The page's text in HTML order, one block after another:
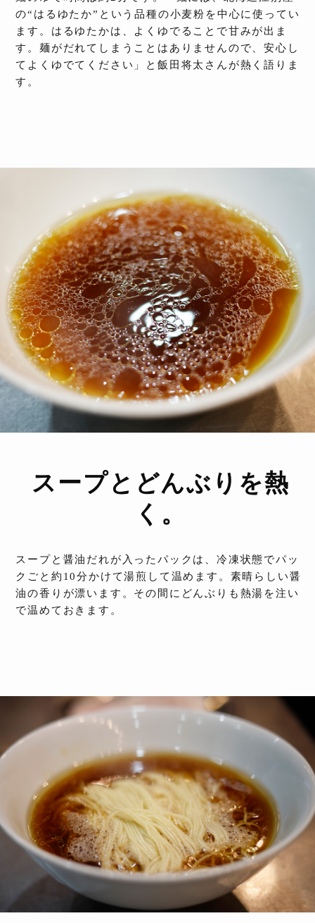
の“はるゆたか”という品種の小麦粉を中心に使ってい
ます。はるゆたかは、よくゆでることで甘みが出ま
す。麺がだれてしまうことはありませんので、安心し
てよくゆでてください」と飯田将太さんが熱く語りま
す。
スープとどんぶりを熱
く。
スープと醤油だれが入ったパックは、冷凍状態でパッ
クごと約10分かけて湯煎して温めます。素晴らしい醤
油の香りが漂います。その間にどんぶりも熱湯を注い
で温めておきます。